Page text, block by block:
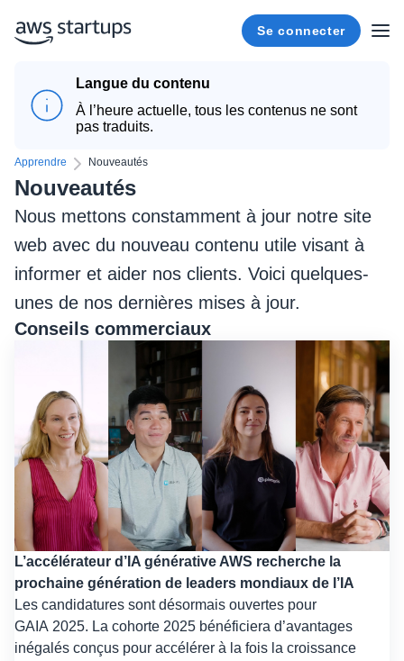
Se connecter
Langue du contenu
À l’heure actuelle, tous les contenus ne sont
pas traduits.
Apprendre Nouveautés
Nouveautés
Nous mettons constamment à jour notre site
web avec du nouveau contenu utile visant à
informer et aider nos clients. Voici quelques-
unes de nos dernières mises à jour.
Conseils commerciaux
L’accélérateur d’IA générative AWS recherche la
prochaine génération de leaders mondiaux de l’IA
Les candidatures sont désormais ouvertes pour
GAIA 2025. La cohorte 2025 bénéficiera d’avantages
inégalés conçus pour accélérer à la fois la croissance